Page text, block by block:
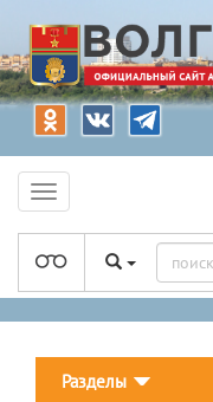
Разделы